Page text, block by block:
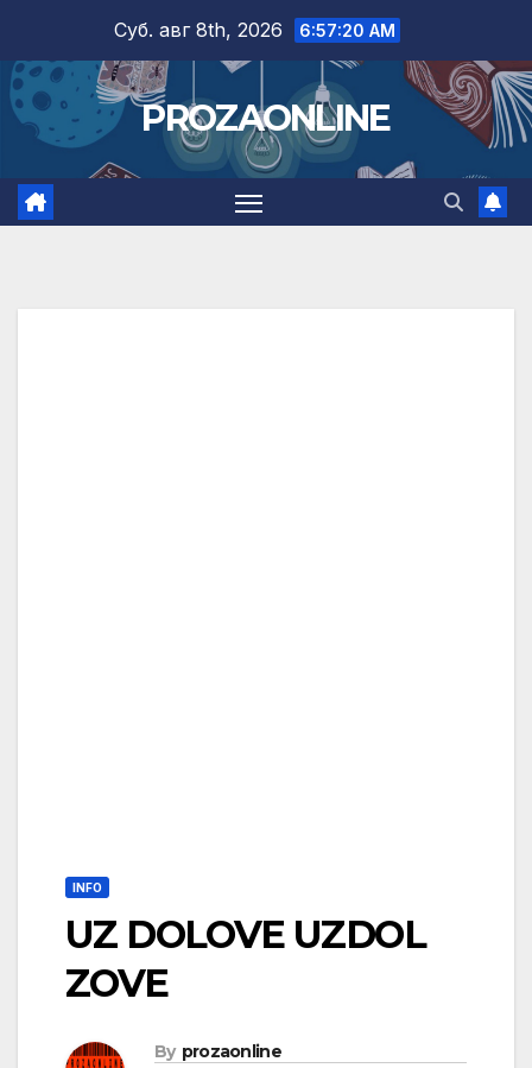
content
Суб. авг 8th, 2026 6:57:21 AM
PROZAONLINE
INFO
UZ DOLOVE UZDOL
ZOVE
By prozaonline